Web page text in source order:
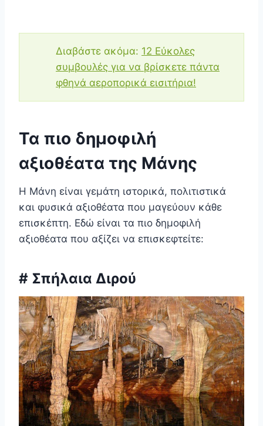
Διαβάστε ακόμα: 12 Εύκολες
συμβουλές για να βρίσκετε πάντα
φθηνά αεροπορικά εισιτήρια!
Τα πιο δημοφιλή
αξιοθέατα της Μάνης
Η Μάνη είναι γεμάτη ιστορικά, πολιτιστικά
και φυσικά αξιοθέατα που μαγεύουν κάθε
επισκέπτη. Εδώ είναι τα πιο δημοφιλή
αξιοθέατα που αξίζει να επισκεφτείτε:
# Σπήλαια Διρού